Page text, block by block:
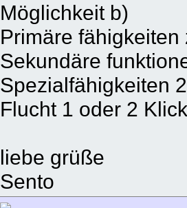
Möglichkeit b)
Primäre fähigkeiten
Sekundäre
Spezialfähigkeiten
Flucht 1 oder 2 Klick
liebe grüße
Sento